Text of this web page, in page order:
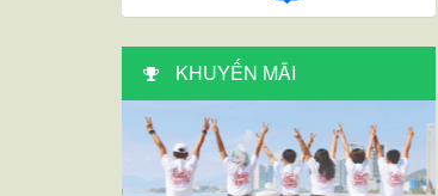
KHUYẾN MÃI